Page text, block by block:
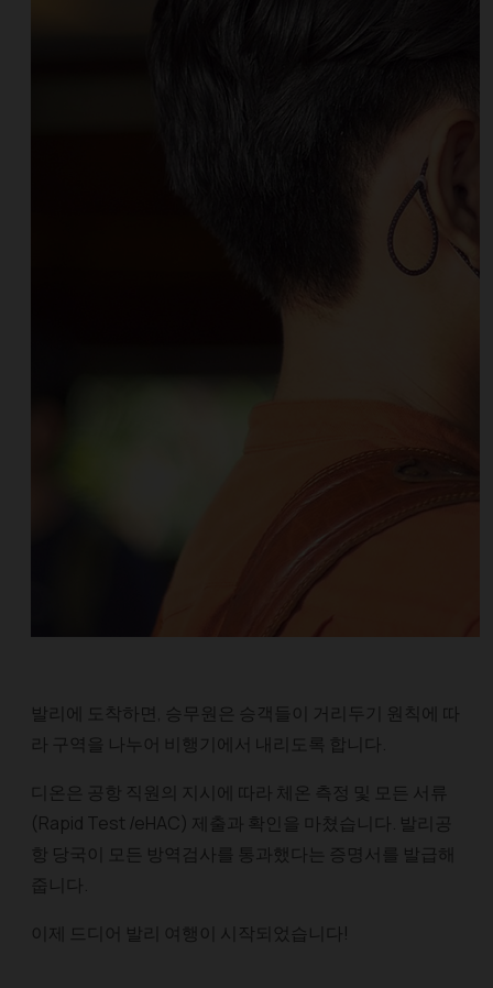
발리에 도착하면, 승무원은 승객들이 거리두기 원칙에 따
라 구역을 나누어 비행기에서 내리도록 합니다.
디온은 공항 직원의 지시에 따라 체온 측정 및 모든 서류
(Rapid Test /eHAC) 제출과 확인을 마쳤습니다. 발리공
항 당국이 모든 방역검사를 통과했다는 증명서를 발급해
줍니다.
이제 드디어 발리 여행이 시작되었습니다!